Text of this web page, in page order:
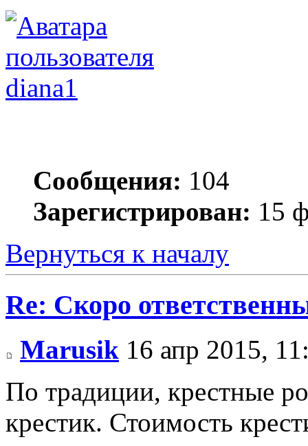
diana1
Сообщения: 104
Зарегистрирован: 15
Вернуться к началу
Re: Скоро
Marusik 16 апр 2015,
По традиции, крестные
крестик. Стоимость